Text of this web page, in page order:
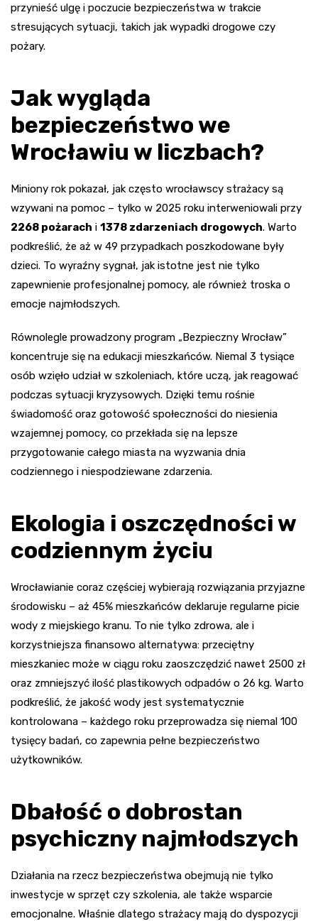
przynieść ulgę i poczucie bezpieczeństwa w trakcie
stresujących sytuacji, takich jak wypadki drogowe czy
pożary.
Jak wygląda
bezpieczeństwo we
Wrocławiu w liczbach?
Miniony rok pokazał, jak często wrocławscy strażacy są
wzywani na pomoc – tylko w 2025 roku interweniowali przy
2268 pożarach i 1378 zdarzeniach drogowych. Warto
podkreślić, że aż w 49 przypadkach poszkodowane były
dzieci. To wyraźny sygnał, jak istotne jest nie tylko
zapewnienie profesjonalnej pomocy, ale również troska o
emocje najmłodszych.
Równolegle prowadzony program „Bezpieczny Wrocław”
koncentruje się na edukacji mieszkańców. Niemal 3 tysiące
osób wzięło udział w szkoleniach, które uczą, jak reagować
podczas sytuacji kryzysowych. Dzięki temu rośnie
świadomość oraz gotowość społeczności do niesienia
wzajemnej pomocy, co przekłada się na lepsze
przygotowanie całego miasta na wyzwania dnia
codziennego i niespodziewane zdarzenia.
Ekologia i oszczędności w
codziennym życiu
Wrocławianie coraz częściej wybierają rozwiązania przyjazne
środowisku – aż 45% mieszkańców deklaruje regularne picie
wody z miejskiego kranu. To nie tylko zdrowa, ale i
korzystniejsza finansowo alternatywa: przeciętny
mieszkaniec może w ciągu roku zaoszczędzić nawet 2500 zł
oraz zmniejszyć ilość plastikowych odpadów o 26 kg. Warto
podkreślić, że jakość wody jest systematycznie
kontrolowana – każdego roku przeprowadza się niemal 100
tysięcy badań, co zapewnia pełne bezpieczeństwo
użytkowników.
Dbałość o dobrostan
psychiczny najmłodszych
Działania na rzecz bezpieczeństwa obejmują nie tylko
inwestycje w sprzęt czy szkolenia, ale także wsparcie
emocjonalne. Właśnie dlatego strażacy mają do dyspozycji